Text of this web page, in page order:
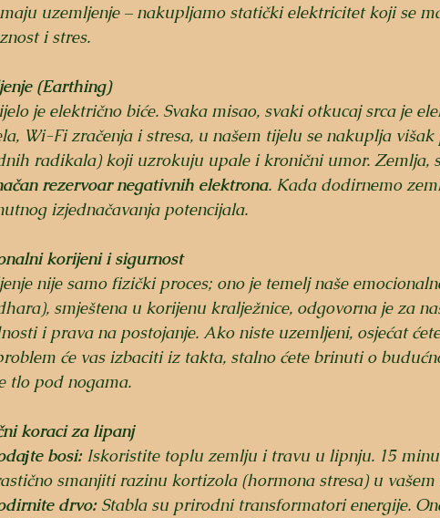
uzemljenje – nakupljamo statički elektricitet koji se
i stres.
(Earthing)
je električno biće. Svaka misao, svaki otkucaj srca je
Wi-Fi zračenja i stresa, u našem tijelu se nakuplja
radikala) koji uzrokuju upale i kronični umor. Zemlja,
rezervoar negativnih elektrona. Kada dodirnemo
izjednačavanja potencijala.
korijeni i sigurnost
nije samo fizički proces; ono je temelj naše
), smještena u korijenu kralježnice, odgovorna je za
i prava na postojanje. Ako niste uzemljeni, osjećat
će vas izbaciti iz takta, stalno ćete brinuti o
tlo pod nogama.
koraci za lipanj
bosi: Iskoristite toplu zemlju i travu u lipnju. 15
smanjiti razinu kortizola (hormona stresa) u vašem
drvo: Stabla su prirodni transformatori energije.